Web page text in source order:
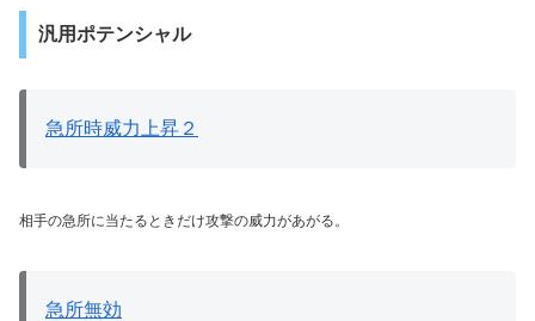
汎用ポテンシャル
急所時威力上昇２
相手の急所に当たるときだけ攻撃の威力があがる。
急所無効